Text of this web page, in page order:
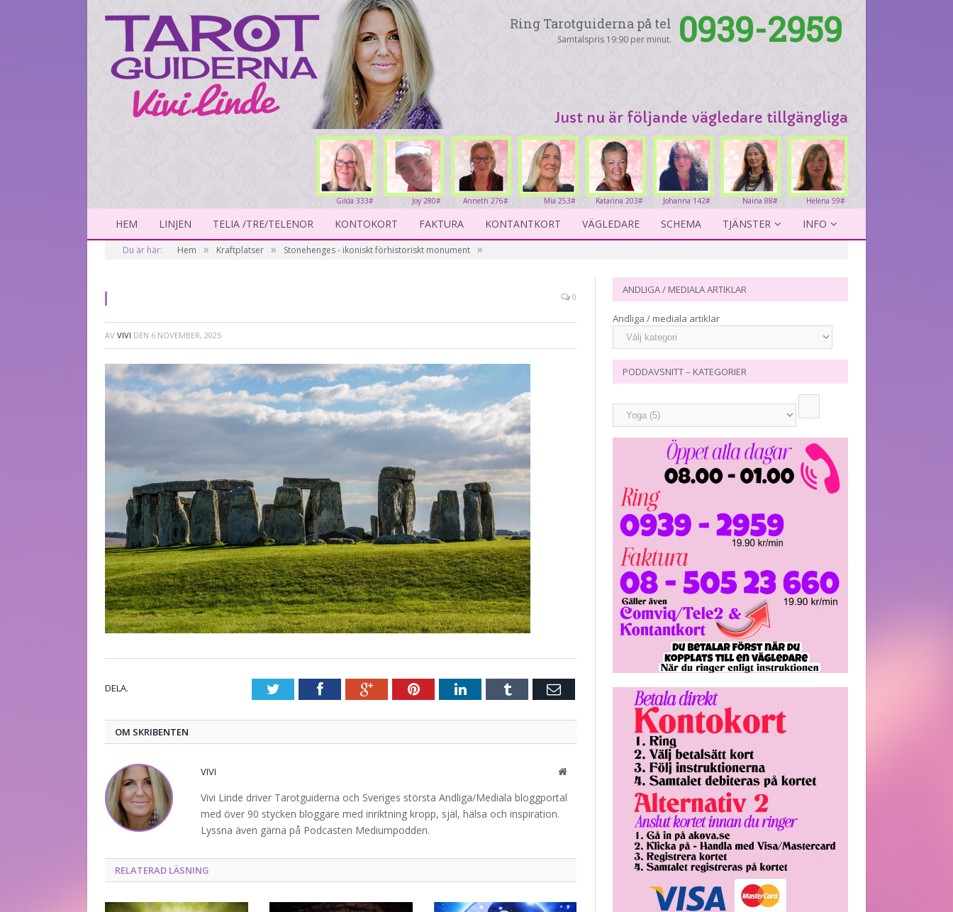
Ring Tarotguiderna på tel
Samtalspris 19:90 per minut. 0939-2959
Just nu är följande vägledare tillgängliga
Helena 59#
Naina 88#
Johanna 142#
Katarina 203#
Mia 253#
Anneth 276#
Joy 280#
Gilda 333#
HEM LINJEN TELIA /TRE/TELENOR KONTOKORT FAKTURA KONTANTKORT VÄGLEDARE SCHEMA TJÄNSTER INFO
Du är här: Hem » Kraftplatser » Stonehenges - ikoniskt förhistoriskt monument »
0
AV VIVI DEN 6 NOVEMBER, 2025
DELA. TwitterFacebookGoogle+PinterestLinkedInTumblr E-
OM SKRIBENTEN
VIVI Website
Vivi Linde driver Tarotguiderna och Sveriges största Andliga/Mediala bloggportal
med över 90 stycken bloggare med inriktning kropp, själ, hälsa och inspiration.
Lyssna även gärna på Podcasten Mediumpodden.
RELATERAD LÄSNING
ANDLIGA / MEDIALA ARTIKLAR
Andliga / mediala artiklar
PODDAVSNITT – KATEGORIER